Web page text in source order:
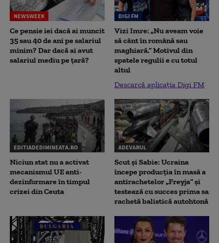
NEWSWEEK
Ce pensie iei dacă ai muncit
35 sau 40 de ani pe salariul
minim? Dar dacă ai avut
salariul mediu pe țară?
DIGI FM
Vizi Imre: „Nu aveam voie
să cânt în română sau
maghiară.” Motivul din
spatele regulii e cu totul
altul
Descarcă aplicația Digi FM
EDITIADEDIMINEATA.RO
Niciun stat nu a activat
mecanismul UE anti-
dezinformare în timpul
crizei din Ceuta
ADEVARUL
Scut și Sabie: Ucraina
începe producția în masă a
antirachetelor „Freyja” și
testează cu succes prima sa
rachetă balistică autohtonă